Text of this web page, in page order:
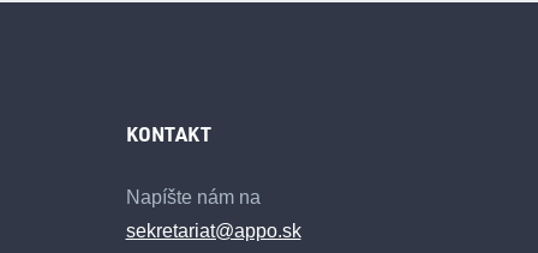
KONTAKT
Napíšte nám na
sekretariat@appo.sk